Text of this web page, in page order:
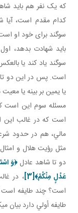
که يک نفر هم بايد
کدام مقدم است،
سوگند برای خود او
بايد شهادت بدهد،
سوگند ياد کند يا
است. پس در اين دو تا
يا يمين بر بينه يا
مسئله سوم اين است
است که در غالب
مالي، هم در حدود
مثل رؤيت هلال و
دو تا شاهد عادل﴿وَ
عَدْلٍ مِنْكُمْ﴾[3]
، در
است؟ چند طايفه است
طايفه أولي دارد بيان